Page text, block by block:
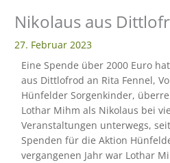
Nikolaus aus
27. Februar 2023
Eine Spende über 2000 Euro
aus Dittlofrod an Rita Fennel,
Hünfelder Sorgenkinder,
Lothar Mihm als Nikolaus bei
Veranstaltungen unterwegs,
Spenden für die Aktion
vergangenen Jahr war Lothar